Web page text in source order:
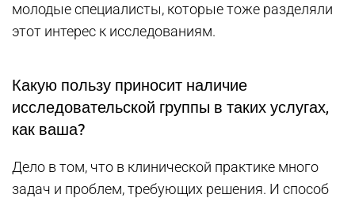
молодые специалисты, которые тоже разделяли
этот интерес к исследованиям.
Какую пользу приносит наличие
исследовательской группы в таких услугах,
как ваша?
Дело в том, что в клинической практике много
задач и проблем, требующих решения. И способ